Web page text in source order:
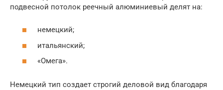
подвесной потолок реечный алюминиевый делят на:
немецкий;
итальянский;
«Омега».
Немецкий тип создает строгий деловой вид благодаря